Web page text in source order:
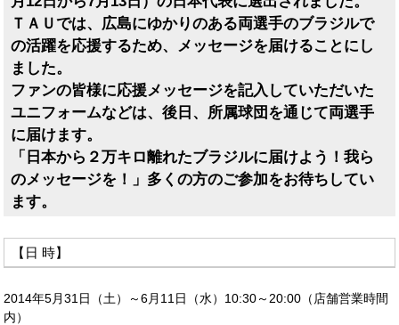
ＴＡＵでは、広島にゆかりのある両選手のブラジルで
の活躍を応援するため、メッセージを届けることにし
ました。
ファンの皆様に応援メッセージを記入していただいた
ユニフォームなどは、後日、所属球団を通じて両選手
に届けます。
「日本から２万キロ離れたブラジルに届けよう！我ら
のメッセージを！」多くの方のご参加をお待ちしてい
ます。
【日 時】
2014年5月31日（土）～6月11日（水）10:30～20:00（店舗営業時間
内）